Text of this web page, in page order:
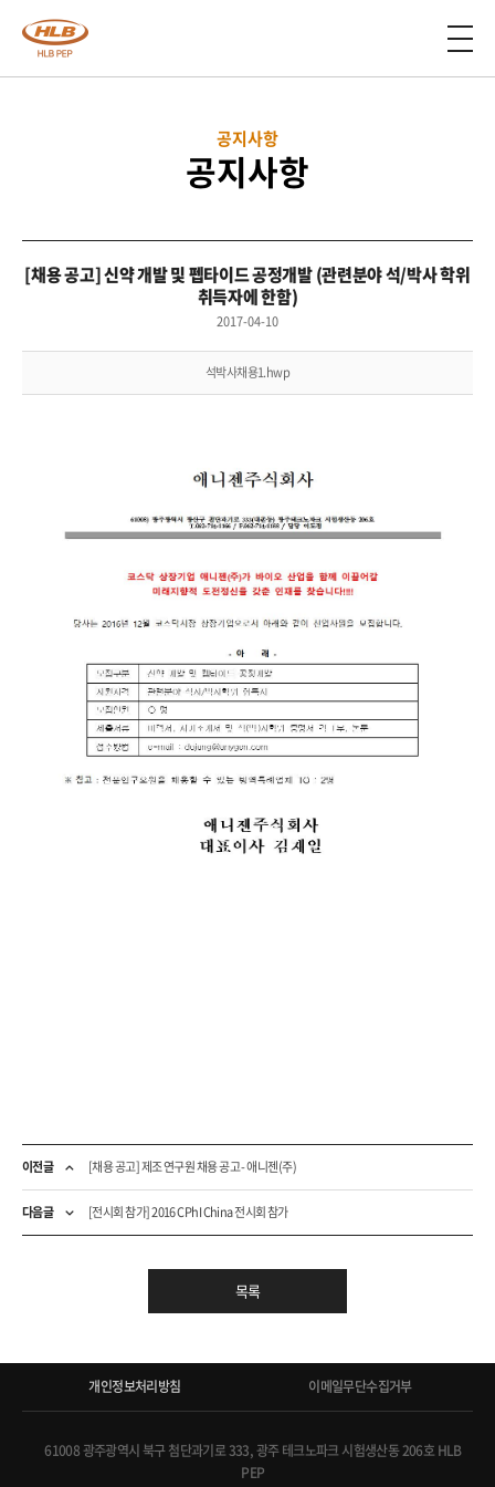
공지사항
공지사항
[채용 공고] 신약 개발 및 펩타이드 공정개발 (관련분야 석/박사 학위
취득자에 한함)
2017-04-10
석박사채용1.hwp
이전글 [채용 공고] 제조 연구원 채용 공고 - 애니젠(주)
다음글 [전시회 참가] 2016 CPhI China 전시회 참가
목록
개인정보처리방침 이메일무단수집거부
61008 광주광역시 북구 첨단과기로 333, 광주 테크노파크 시험생산동 206호 HLB
PEP